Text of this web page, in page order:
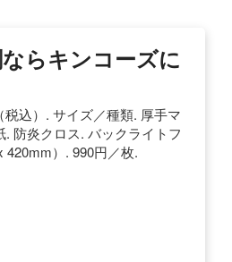
らキンコーズに
込）. サイズ／種類. 厚手マ
. 防炎クロス. バックライトフ
420mm）. 990円／枚.